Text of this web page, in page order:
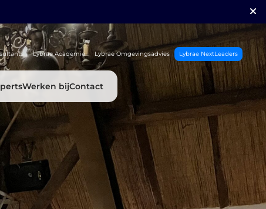
Lybrae Academie Lybrae Omgevingsadvies Lybrae NextLeaders
Werken bijContact